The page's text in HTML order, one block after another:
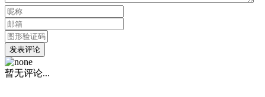
发表评论
暂无评论...